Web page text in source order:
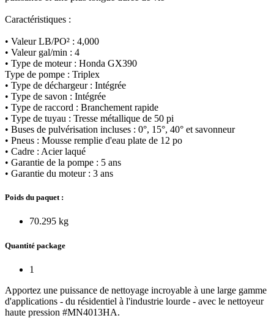
Caractéristiques :
• Valeur LB/PO² : 4,000
• Valeur gal/min : 4
• Type de moteur : Honda GX390
Type de pompe : Triplex
• Type de déchargeur : Intégrée
• Type de savon : Intégrée
• Type de raccord : Branchement rapide
• Type de tuyau : Tresse métallique de 50 pi
• Buses de pulvérisation incluses : 0°, 15°, 40° et savonneur
• Pneus : Mousse remplie d'eau plate de 12 po
• Cadre : Acier laqué
• Garantie de la pompe : 5 ans
• Garantie du moteur : 3 ans
Poids du paquet :
70.295 kg
Quantité package
1
Apportez une puissance de nettoyage incroyable à une large gamme
d'applications - du résidentiel à l'industrie lourde - avec le nettoyeur
haute pression #MN4013HA.